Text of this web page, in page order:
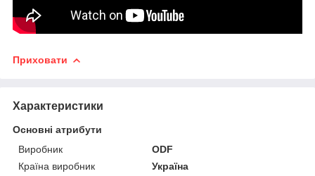
Приховати
Характеристики
Основні атрибути
Виробник
ODF
Країна виробник
Україна